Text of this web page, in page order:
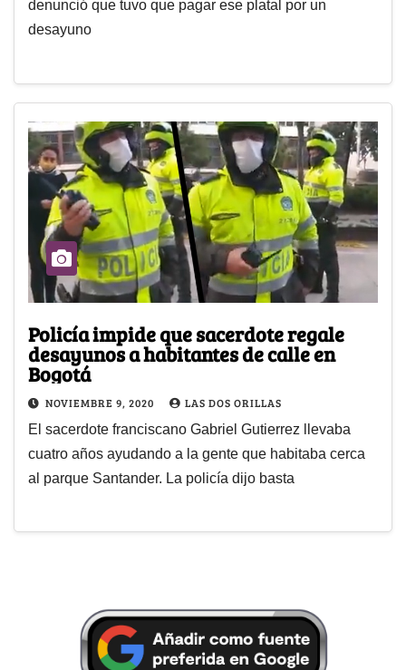
denunció que tuvo que pagar ese platal por un
desayuno
Policía impide que sacerdote regale
desayunos a habitantes de calle en
Bogotá
NOVIEMBRE 9, 2020 LAS DOS ORILLAS
El sacerdote franciscano Gabriel Gutierrez llevaba
cuatro años ayudando a la gente que habitaba cerca
al parque Santander. La policía dijo basta